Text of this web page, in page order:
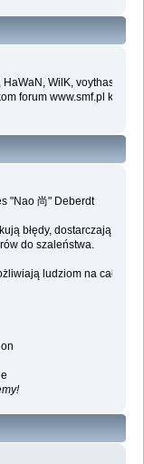
WilK, voythas i
forum www.smf.pl którzy
"Nao 尚" Deberdt
błędy, dostarczają
do szaleństwa.
ludziom na całym